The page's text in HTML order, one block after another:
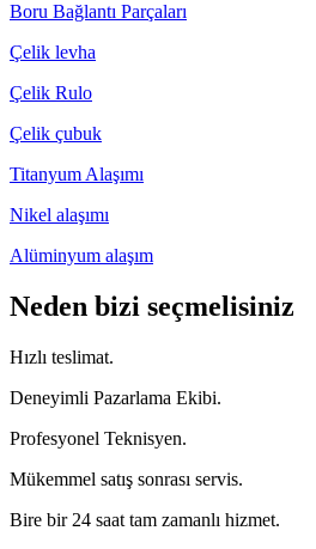
Boru Bağlantı Parçaları
Çelik levha
Çelik Rulo
Çelik çubuk
Titanyum Alaşımı
Nikel alaşımı
Alüminyum alaşım
Neden bizi seçmelisiniz
Hızlı teslimat.
Deneyimli Pazarlama Ekibi.
Profesyonel Teknisyen.
Mükemmel satış sonrası servis.
Bire bir 24 saat tam zamanlı hizmet.